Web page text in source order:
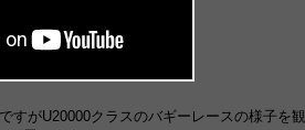
すがU20000クラスのバギーレースの様子を観